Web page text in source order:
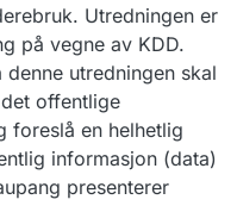
Utredningen er
på vegne av KDD.
utredningen skal
offentlige
foreslå en helhetlig
informasjon (data)
presenterer